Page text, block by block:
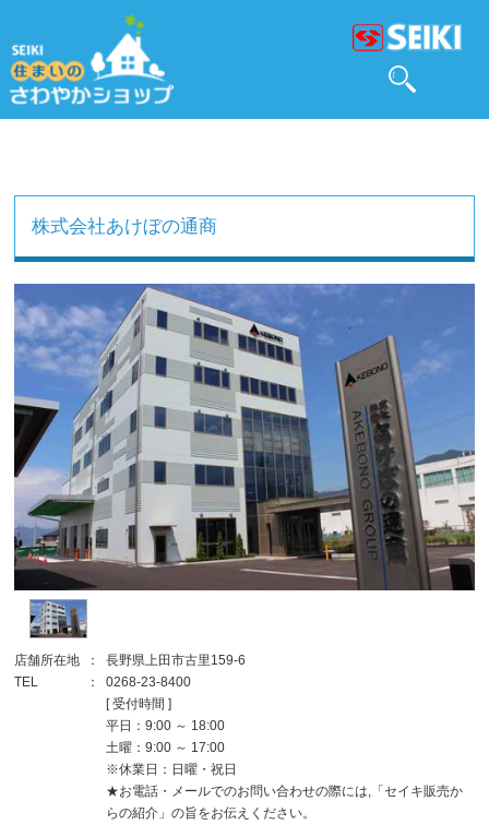
株式会社あけぼの通商
店舗所在地 ：
長野県上田市古里159-6
TEL
：
0268-23-8400
[ 受付時間 ]
平日：9:00 ～ 18:00
土曜：9:00 ～ 17:00
※休業日：日曜・祝日
★お電話・メールでのお問い合わせの際には,「セイキ販売か
らの紹介」の旨をお伝えください。